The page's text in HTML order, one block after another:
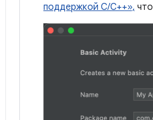
поддержкой C/C++»,